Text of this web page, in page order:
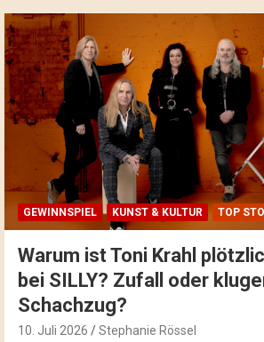
GEWINNSPIEL KUNST & KULTUR TOP
Warum ist Toni Krahl
bei SILLY? Zufall oder
Schachzug?
10. Juli 2026 Stephanie Rössel